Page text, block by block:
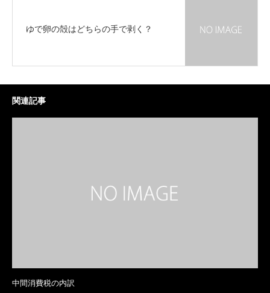
ゆで卵の殻はどちらの手で剥く？
関連記事
中間消費税の内訳